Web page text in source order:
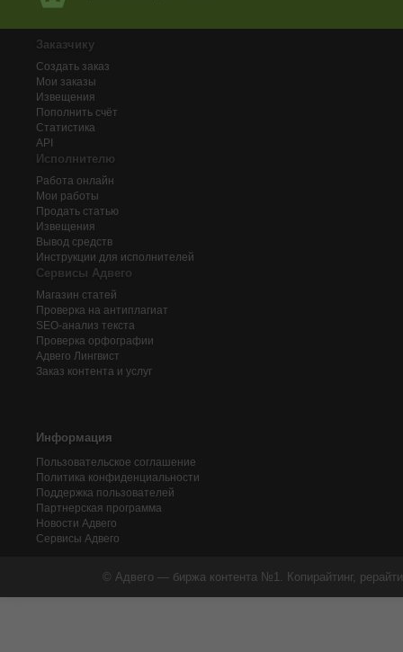
Заказчику
Создать заказ
Мои заказы
Извещения
Пополнить счёт
Статистика
API
Исполнителю
Работа онлайн
Мои работы
Продать статью
Извещения
Вывод средств
Инструкции для исполнителей
Сервисы Адвего
Магазин статей
Проверка на антиплагиат
SEO-анализ текста
Проверка орфографии
Адвего Лингвист
Заказ контента и услуг
Информация
Пользовательское соглашение
Политика конфиденциальности
Поддержка пользователей
Партнерская программа
Новости Адвего
Сервисы Адвего
© Адвего — биржа контента №1. Копирайтинг,